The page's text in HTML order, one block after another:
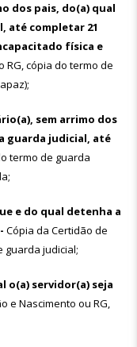
dos pais, do(a) qual
até completar 21
física e
RG, cópia do termo de
sem arrimo dos
guarda judicial, até
termo de guarda
e do qual detenha a
Cópia da Certidão de
guarda judicial;
o(a) servidor(a) seja
e Nascimento ou RG,